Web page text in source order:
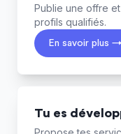
Publie une offre
profils qualifiés.
En savoir plus →
Tu es